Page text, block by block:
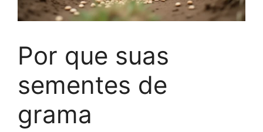
Por que suas
sementes de
grama